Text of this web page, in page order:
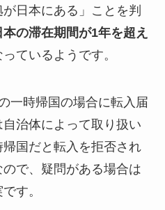
日本にある」ことを判
本の滞在期間が1年を超え
ているようです。
一時帰国の場合に転入届
治体によって取り扱い
国だと転入を拒否され
で、疑問がある場合は
す。